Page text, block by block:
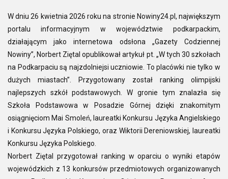
W dniu 26 kwietnia 2026 roku na stronie Nowiny24.pl, największym
portalu informacyjnym w województwie podkarpackim,
działającym jako internetowa odsłona „Gazety Codziennej
Nowiny”, Norbert Ziętal opublikował artykuł pt. „W tych 30 szkołach
na Podkarpaciu są najzdolniejsi uczniowie. To placówki nie tylko w
dużych miastach”. Przygotowany został ranking olimpijski
najlepszych szkół podstawowych. W gronie tym znalazła się
Szkoła Podstawowa w Posadzie Górnej dzięki znakomitym
osiągnięciom Mai Smoleń, laureatki Konkursu Języka Angielskiego
i Konkursu Języka Polskiego, oraz Wiktorii Dereniowskiej, laureatki
Konkursu Języka Polskiego.
Norbert Ziętal przygotował ranking w oparciu o wyniki etapów
wojewódzkich z 13 konkursów przedmiotowych organizowanych